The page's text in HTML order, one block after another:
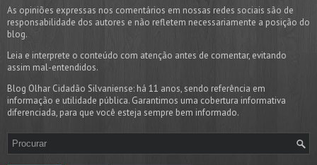
As opiniões expressas nos comentários em nossas redes sociais são de
responsabilidade dos autores e não refletem necessariamente a posição do
blog.
Leia e interprete o conteúdo com atenção antes de comentar, evitando
assim mal-entendidos.
Blog Olhar Cidadão Silvaniense: há 11 anos, sendo referência em
informação e utilidade pública. Garantimos uma cobertura informativa
diferenciada, para que você esteja sempre bem informado.